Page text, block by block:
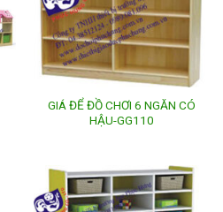
GIÁ ĐỂ ĐỒ CHƠI 6 NGĂN CÓ
HẬU-GG110